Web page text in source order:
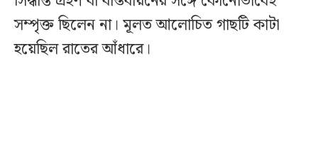
সম্পৃক্ত ছিলেন না। মূলত আলোচিত গাছটি কাটা
হয়েছিল রাতের আঁধারে।